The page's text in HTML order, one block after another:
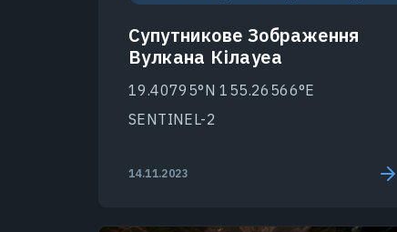
Супутникове Зображення
Вулкана Кілауеа
19.40795°N 155.26566°E
SENTINEL-2
14.11.2023